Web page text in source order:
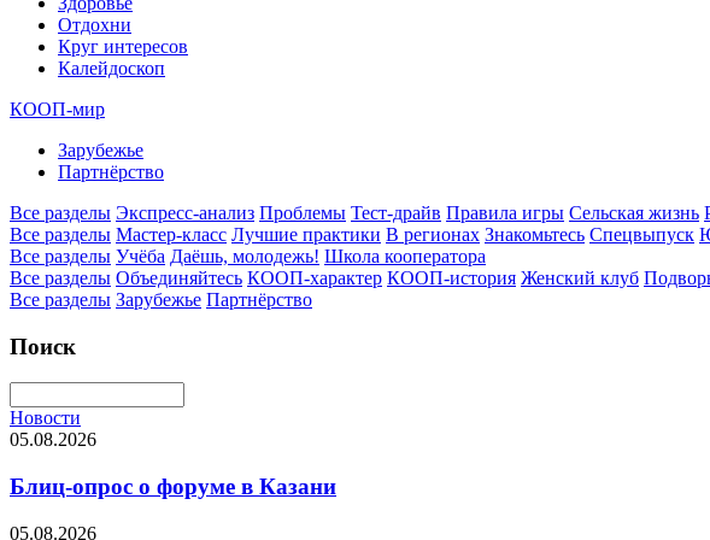
Отдохни
Круг интересов
Калейдоскоп
КООП-мир
Зарубежье
Партнёрство
Все разделы Экспресс-анализ Проблемы Тест-драйв Правила игры Сельская жизнь
Все разделы Мастер-класс Лучшие практики В регионах Знакомьтесь Спецвыпуск
Все разделы Учёба Даёшь, молодежь! Школа кооператора
Все разделы Объединяйтесь КООП-характер КООП-история Женский клуб
Все разделы Зарубежье Партнёрство
Поиск
Новости
05.08.2026
Блиц-опрос о форуме в Казани
05.08.2026